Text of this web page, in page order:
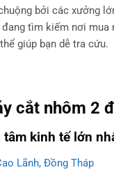
bởi các xưởng
tìm kiếm nơi
giúp bạn dễ tra cứu.
cắt nhôm 2
kinh tế lớn
Lãnh, Đồng Tháp